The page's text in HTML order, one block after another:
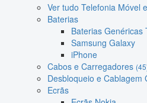
Ver tudo Telefonia Móvel
Baterias
Baterias Genéricas
Samsung Galaxy
iPhone
Cabos e Carregadores
Desbloqueio e Cablagem
Ecrãs